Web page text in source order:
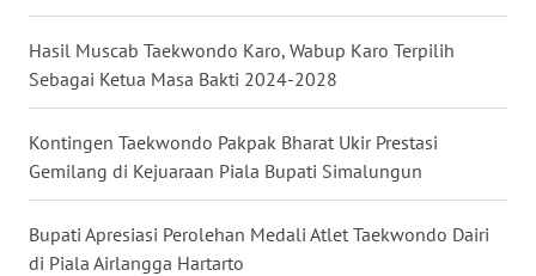
Hasil Muscab Taekwondo Karo, Wabup Karo Terpilih
Sebagai Ketua Masa Bakti 2024-2028
Kontingen Taekwondo Pakpak Bharat Ukir Prestasi
Gemilang di Kejuaraan Piala Bupati Simalungun
Bupati Apresiasi Perolehan Medali Atlet Taekwondo Dairi
di Piala Airlangga Hartarto
LANGKAT
WN
TAPANULI
SELATAN
WN
TANJUNG